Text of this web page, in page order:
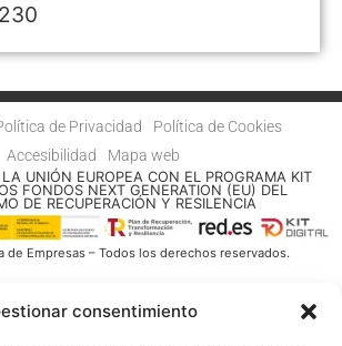
consentimiento
de Privacidad
Política de Cookies
Accesibilidad
Mapa web
UNIÓN EUROPEA CON EL PROGRAMA KIT
FONDOS NEXT GENERATION (EU) DEL
DE RECUPERACIÓN Y RESILENCIA
de Empresas – Todos los derechos reservados.